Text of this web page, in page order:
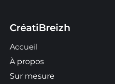
CréatiBreizh
Accueil
À propos
Sur mesure